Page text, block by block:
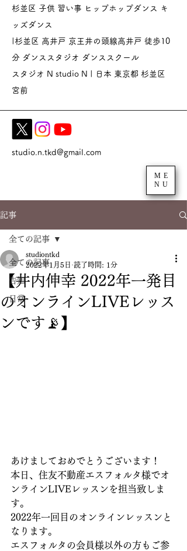
杉並区 子供 習い事 ヒップホップダンス キ
ッズダンス
|杉並区 高井戸 京王井の頭線高井戸 徒歩10
分 ダンススタジオ ダンススクール
スタジオ N studio N | 日本 東京都 杉並区
宮前
studio.n.tkd@gmail.com
ME
NU
記事
全ての記事
告知
日常
全ての記事
【井内伸幸 2022年一発目
のオンラインLIVEレッス
ンです📡】
studiontkd
2022年1月5日 読了時間: 1分
あけましておめでとうございます！
本日、住友不動産エスフォルタ様でオ
ンラインLIVEレッスンを担当致しま
す。
2022年一回目のオンラインレッスンと
なります。
エスフォルタの会員様以外の方もご参